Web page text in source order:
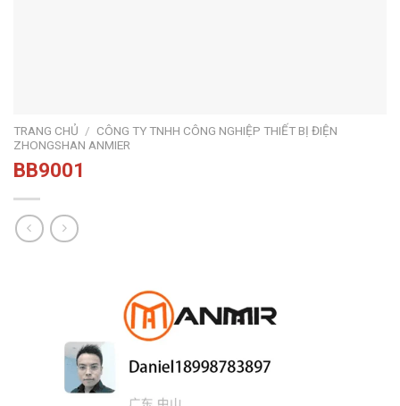
TRANG CHỦ / CÔNG TY TNHH CÔNG NGHIỆP THIẾT BỊ ĐIỆN
ZHONGSHAN ANMIER
BB9001